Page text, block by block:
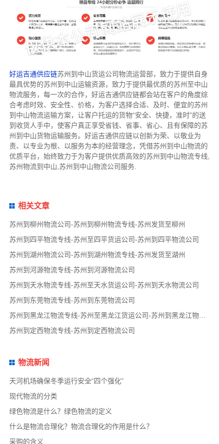
好运吉通供应链苏州到中山货运公司物流运营部，致力于提供自身
最具优势的苏州到中山运输资源，致力于提供最优质的苏州至中山
物流服务，每一次的合作，好运吉通供应链都会站在客户的角度综
合考虑时效、安全性、价格，为客户选择合适、及时、便宜的苏州
到中山物流运输方案，让客户托运的货物“安全、快捷，准时”的送
到收货人手中，使客户真正享受省钱、省事、省心、且有保障的苏
州到中山货物运输服务。好运吉通供应链以创新为荣、以敬业为
责、以专业为根、以服务为本的经营理念，凭借苏州到中山物流的
优质平台，始终致力于为客户提供优质高效的苏州到中山物流专线,
苏州物流到中山,苏州到中山物流公司服务.
相关文章
苏州到柳州物流公司-苏州到柳州物流专线-苏州发货至柳州
苏州到四平物流专线-苏州至四平货运公司-苏州到四平物流公司
苏州到湖州物流公司-苏州到湖州物流专线-苏州发货至湖州
苏州到河源物流专线-苏州到河源物流公司
苏州到天水物流专线-苏州至天水货运公司-苏州到天水物流公司
苏州到东莞物流专线-苏州到东莞物流公司
苏州到黑龙江物流专线-苏州至黑龙江货运公司-苏州到黑龙江物流公司
苏州到定西物流专线-苏州到定西物流公司
物流新闻
天河机场确保冬季运行安全“四个强化”
现代物流的分类
绿色物流是什么？绿色物流的定义
什么是物流合理化？物流合理化的作用是什么？
采购的含义